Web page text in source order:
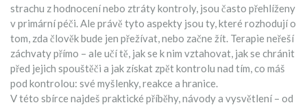
strachu z hodnocení nebo ztráty kontroly, jsou často přehlíženy
v primární péči. Ale právě tyto aspekty jsou ty, které rozhodují o
tom, zda člověk bude jen přežívat, nebo začne žít. Terapie neřeší
záchvaty přímo – ale učí tě, jak se k nim vztahovat, jak se chránit
před jejich spouštěči a jak získat zpět kontrolu nad tím, co máš
pod kontrolou: své myšlenky, reakce a hranice.
V této sbírce najdeš praktické příběhy, návody a vysvětlení – od